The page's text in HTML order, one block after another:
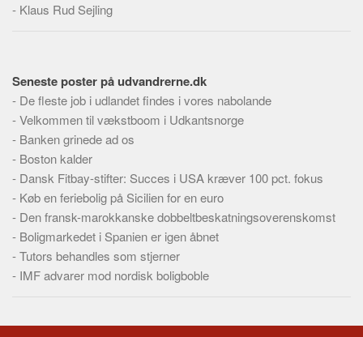
Emner
Steder
Kilder
Om
Webstedet
Forhistorien
Redigering
Tekstannoncer
Bannere
- Klaus Rud Sejling
Seneste poster på udvandrerne.dk
- De fleste job i udlandet findes i vores nabolande
-Velkommen til vækstboom i Udkantsnorge
- Banken grinede ad os
- Boston kalder
- Dansk Fitbay-stifter: Succes i USA kræver 100 pct. fokus
- Køb en feriebolig på Sicilien for en euro
- Den fransk-marokkanske dobbeltbeskatningsoverenskomst
- Boligmarkedet i Spanien er igen åbnet
-Tutors behandles som stjerner
- IMF advarer mod nordisk boligboble